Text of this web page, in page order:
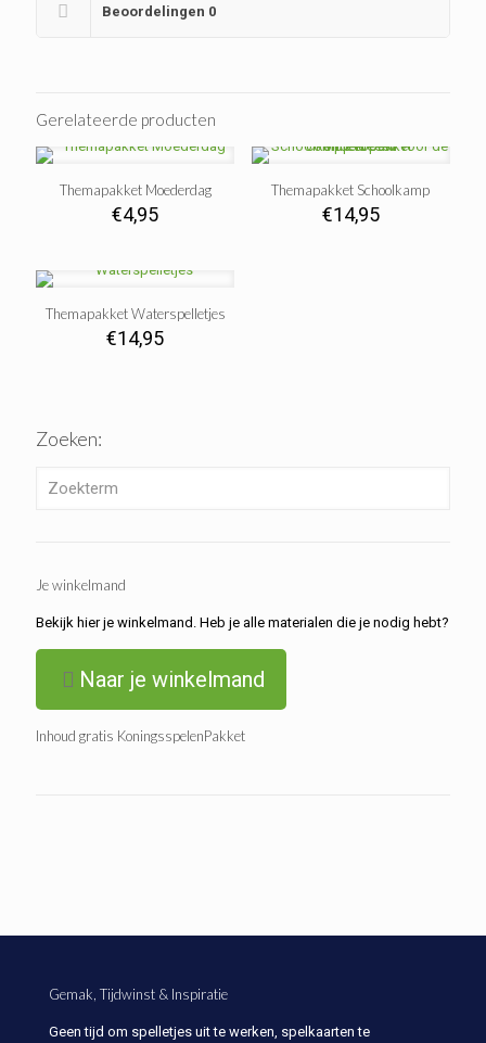
Beoordelingen 0
Gerelateerde producten
Themapakket Moederdag
€4,95
Themapakket Schoolkamp
€14,95
Themapakket Waterspelletjes
€14,95
Zoeken:
Je winkelmand
Bekijk hier je winkelmand. Heb je alle materialen die je nodig hebt?
Naar je winkelmand
Inhoud gratis KoningsspelenPakket
Gemak, Tijdwinst & Inspiratie
Geen tijd om spelletjes uit te werken, spelkaarten te